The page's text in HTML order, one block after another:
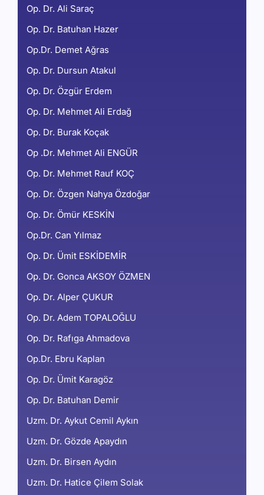
Op. Dr. Ali Saraç
Op. Dr. Batuhan Hazer
Op.Dr. Demet Ağras
Op. Dr. Dursun Atakul
Op. Dr. Özgür Erdem
Op. Dr. Mehmet Ali Erdağ
Op. Dr. Burak Koçak
Op .Dr. Mehmet Ali ENGÜR
Op. Dr. Mehmet Rauf KOÇ
Op. Dr. Özgen Nahya Özdoğar
Op. Dr. Ömür KESKİN
Op.Dr. Can Yılmaz
Op. Dr. Ümit ESKİDEMİR
Op. Dr. Gonca AKSOY ÖZMEN
Op. Dr. Alper ÇUKUR
Op. Dr. Adem TOPALOĞLU
Op. Dr. Rafıga Ahmadova
Op.Dr. Ebru Kaplan
Op. Dr. Ümit Karagöz
Op. Dr. Batuhan Demir
Uzm. Dr. Aykut Cemil Aykın
Uzm. Dr. Gözde Apaydın
Uzm. Dr. Birsen Aydın
Uzm. Dr. Hatice Çilem Solak